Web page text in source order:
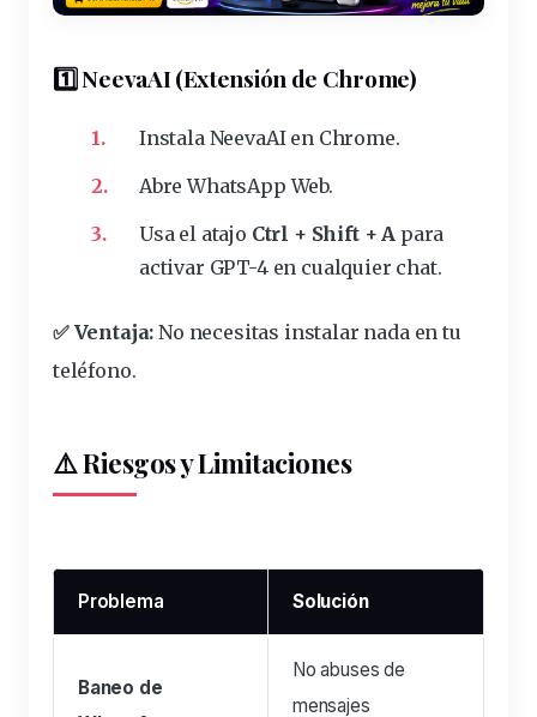
1️⃣ NeevaAI (Extensión de Chrome)
Instala NeevaAIen Chrome.
AbreWhatsApp Web.
Usa el atajo Ctrl + Shift + A para
activar GPT-4 en cualquier chat.
✅ Ventaja: No necesitas instalar nada en tu
teléfono.
⚠️ Riesgos y Limitaciones
Problema Solución
Baneo de
No abuses de
mensajes